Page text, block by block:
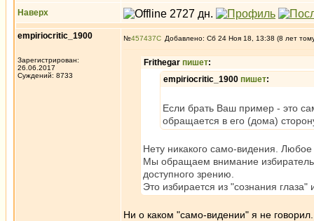
Наверх
empiriocritic_1900
Зарегистрирован:
26.06.2017
Суждений: 8733
№457437 Добавлено: Сб 24 Ноя 18, 13:38 (8 лет
Frithegar пишет:
empiriocritic_1900 пишет:
Если брать Ваш пример - это
обращается в его (дома)
Нету никакого само-видения.
Мы обращаем внимание
доступного зрению.
Это избирается из "сознания
Ни о каком "само-видении" я не